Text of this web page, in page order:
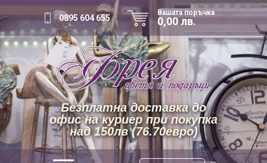
0895 604 655
Вашата поръчка
0,00 лв.
Безплатна доставка до
офис на куриер при покупка
над 150лв (76.70евро)